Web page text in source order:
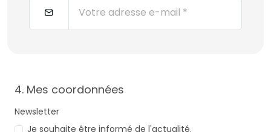
4. Mes coordonnées
Newsletter
Je souhaite être informé de l'actualité.